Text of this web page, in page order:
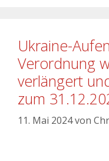
Ukraine-
Verordnung
verlängert
zum
11. Mai 2024von